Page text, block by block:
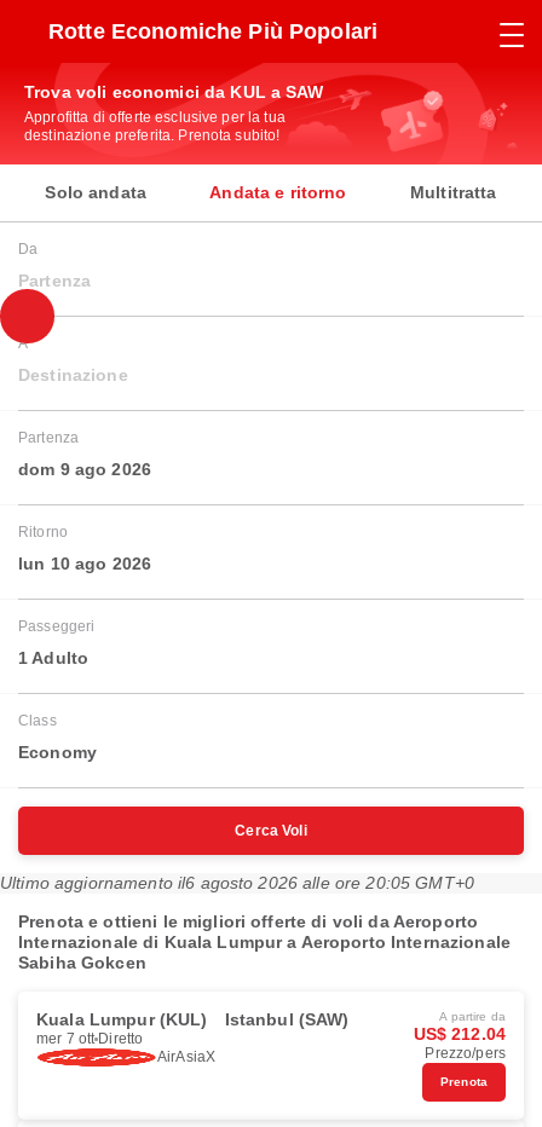
Rotte Economiche Più Popolari
Trova voli economici da KUL a SAW
Approfitta di offerte esclusive per la tua
destinazione preferita. Prenota subito!
Solo andata Andata e ritorno Multitratta
Da
Partenza
A
Destinazione
Partenza
dom 9 ago 2026
Ritorno
lun 10 ago 2026
Passeggeri
1 Adulto
Class
Economy
Cerca Voli
Ultimo aggiornamento il6 agosto 2026 alle ore 20:05 GMT+0
Prenota e ottieni le migliori offerte di voli da Aeroporto
Internazionale di Kuala Lumpur a Aeroporto Internazionale
Sabiha Gokcen
Kuala Lumpur (KUL) Istanbul (SAW)
mer 7 ott Diretto
AirAsiaX
A partire da
US$ 212.04
Prezzo/pers
Prenota